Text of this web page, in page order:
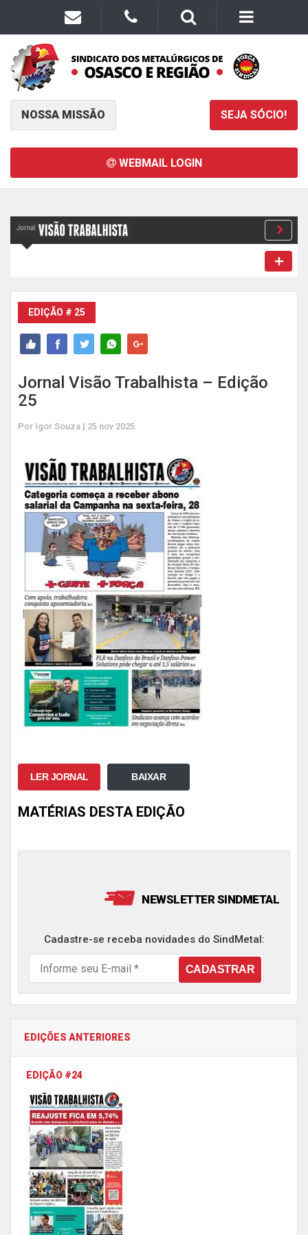
NOSSA MISSÃO SEJA SÓCIO!
WEBMAIL LOGIN
EDIÇÃO # 25
Jornal Visão Trabalhista – Edição
25
Por Igor Souza | 25 nov 2025
LER JORNAL BAIXAR
MATÉRIAS DESTA EDIÇÃO
NEWSLETTER SINDMETAL
Cadastre-se receba novidades do SindMetal:
EDIÇÕES ANTERIORES
EDIÇÃO #24